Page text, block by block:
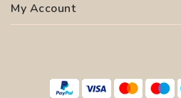
My Account